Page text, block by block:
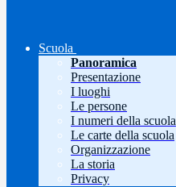
Scuola
Panoramica
Presentazione
I luoghi
Le persone
I numeri della scuola
Le carte della scuola
Organizzazione
La storia
Privacy